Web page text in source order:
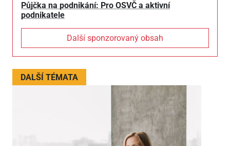
Půjčka na podnikání: Pro OSVČ a aktivní
podnikatele
Další sponzorovaný obsah
DALŠÍ TÉMATA